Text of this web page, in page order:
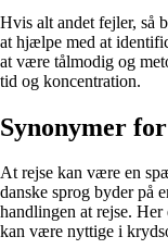
Hvis alt andet fejler, så
at hjælpe med at
at være tålmodig og
tid og koncentration.
Synonymer
At rejse kan være en
danske sprog byder på
handlingen at rejse.
kan være nyttige i